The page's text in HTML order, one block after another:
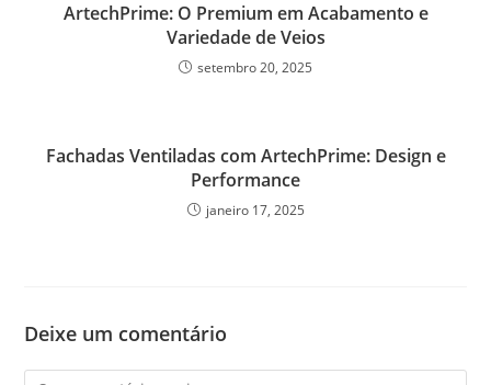
ArtechPrime: O Premium em Acabamento e
Variedade de Veios
setembro 20, 2025
Fachadas Ventiladas com ArtechPrime: Design e
Performance
janeiro 17, 2025
Deixe um comentário